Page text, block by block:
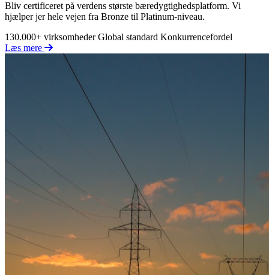
Bliv certificeret på verdens største bæredygtighedsplatform. Vi
hjælper jer hele vejen fra Bronze til Platinum-niveau.
130.000+ virksomheder Global standard Konkurrencefordel
Læs mere